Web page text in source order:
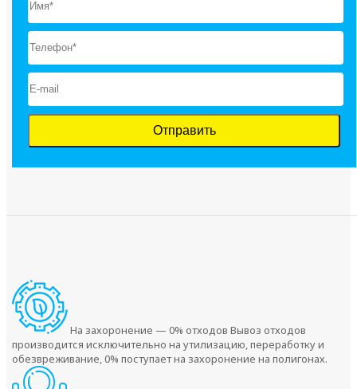
На захоронение — 0% отходов Вывоз отходов
производится исключительно на утилизацию, переработку и
обезвреживание, 0% поступает на захоронение на полигонах.